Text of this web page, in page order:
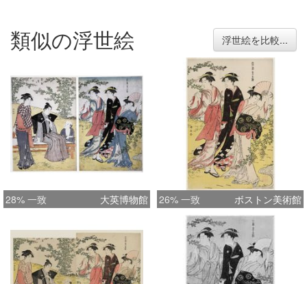
類似の浮世絵 浮世絵を比較...
28% 一致 大英博物館 26% 一致 ボストン美術館